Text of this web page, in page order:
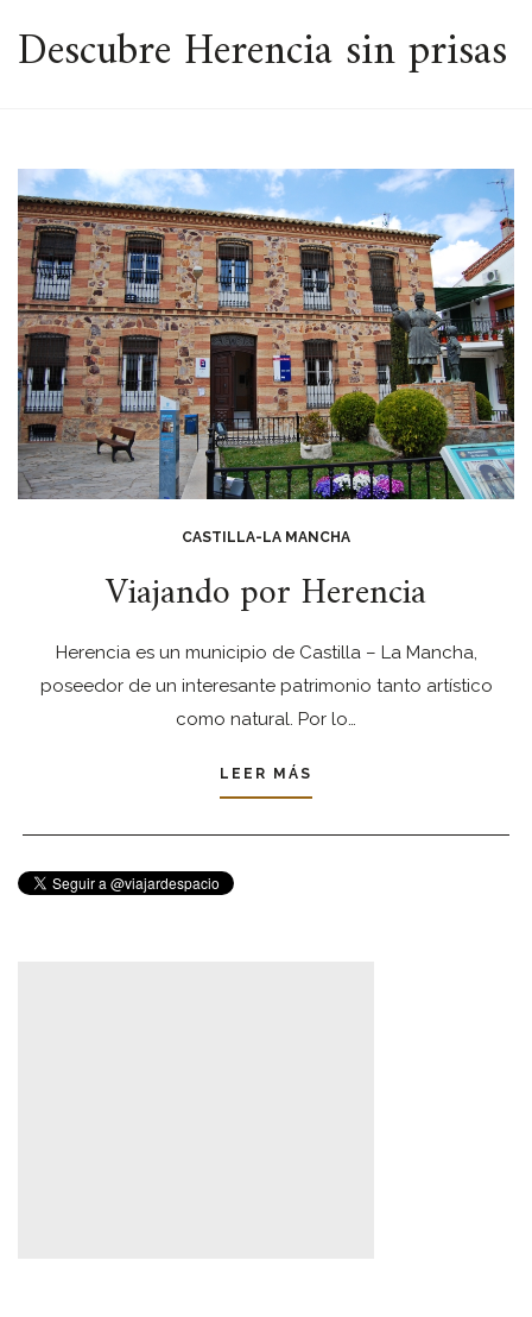
ESPACIO
Descubre Herencia sin prisas
CASTILLA-LA MANCHA
Viajando por Herencia
Herencia es un municipio de Castilla – La Mancha,
poseedor de un interesante patrimonio tanto artístico
como natural. Por lo…
LEER MÁS